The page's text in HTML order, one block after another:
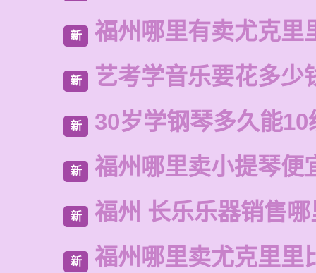
新 福州哪里有卖尤克里
新 艺考学音乐要花多少
新 30岁学钢琴多久能10
新 福州哪里卖小提琴便
新 福州 长乐乐器销售
新 福州哪里卖尤克里里